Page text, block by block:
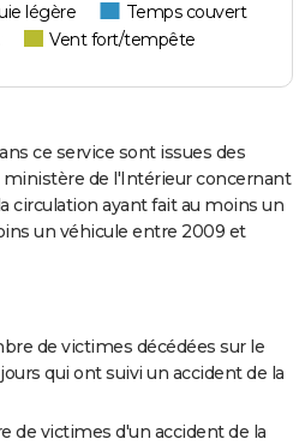
légère
Temps couvert
Vent fort/tempête
ce service sont issues des
de l'Intérieur concernant
circulation ayant fait au moins un
un véhicule entre 2009 et
de victimes décédées sur le
qui ont suivi un accident de la
de victimes d'un accident de la